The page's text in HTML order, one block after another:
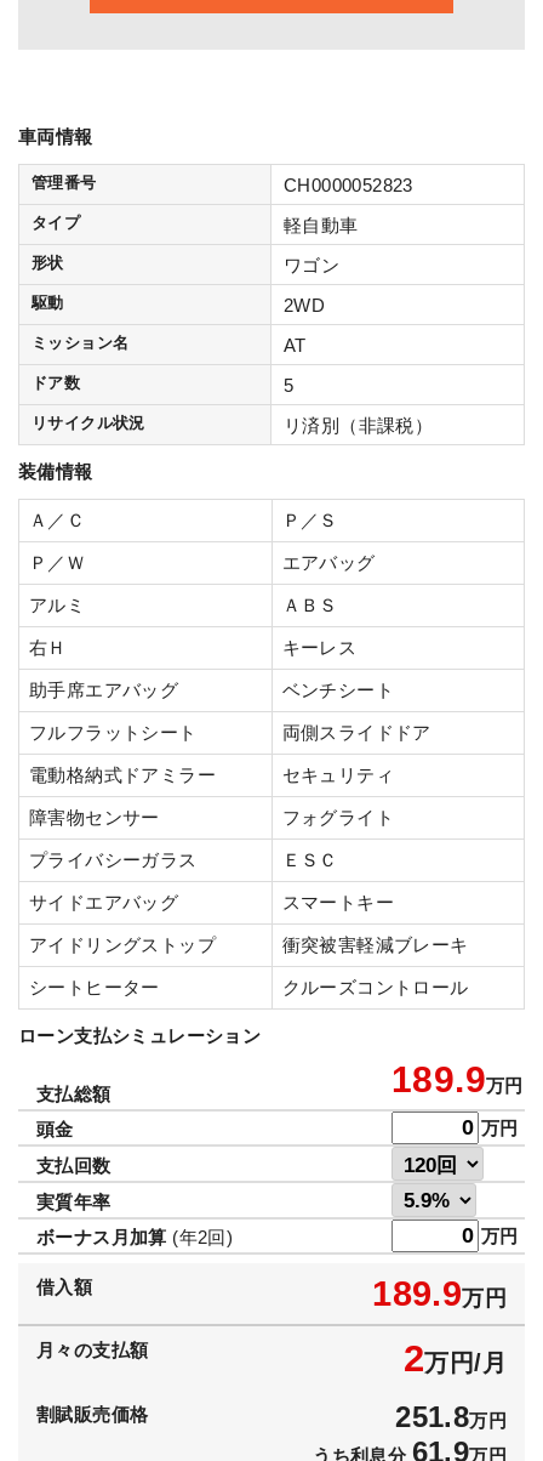
車両情報
管理番号 CH0000052823
タイプ 軽自動車
形状 ワゴン
駆動 2WD
ミッション名 AT
ドア数 5
リサイクル状況 リ済別（非課税）
装備情報
Ａ／Ｃ Ｐ／Ｓ
Ｐ／Ｗ エアバッグ
アルミ ＡＢＳ
右Ｈ キーレス
助手席エアバッグ ベンチシート
フルフラットシート 両側スライドドア
電動格納式ドアミラー セキュリティ
障害物センサー フォグライト
プライバシーガラス ＥＳＣ
サイドエアバッグ スマートキー
アイドリングストップ 衝突被害軽減ブレーキ
シートヒーター クルーズコントロール
ローン支払シミュレーション
支払総額 189.9万円
頭金
万円
支払回数
実質年率
ボーナス月加算 (年2回) 万円
借入額 189.9万円
月々の支払額 2万円/月
割賦販売価格 251.8万円
うち利息分 61.9万円